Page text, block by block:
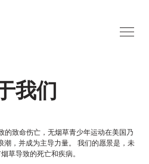
我们
的致命伤亡，无烟草青少年运动在美国乃
，并成为主导力量。 我们的愿景是，未
草导致的死亡和疾病。